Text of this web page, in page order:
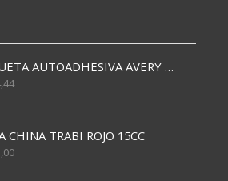
ETIQUETA AUTOADHESIVA AVERY 3026 30H 20 X 70
CHINA TRABI ROJO 15CC